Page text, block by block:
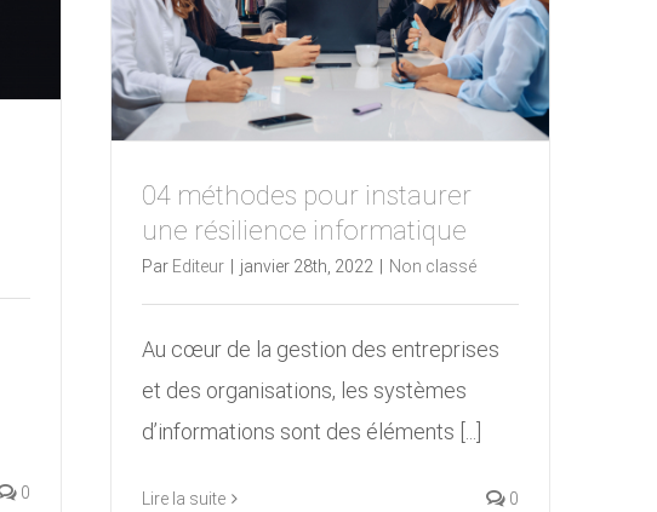
0
04 méthodes pour instaurer
une résilience informatique
Par Editeur janvier 28th, 2022 Non classé
Au cœur de la gestion des entreprises
et des organisations, les systèmes
d’informations sont des éléments [...]
Lire la suite 0